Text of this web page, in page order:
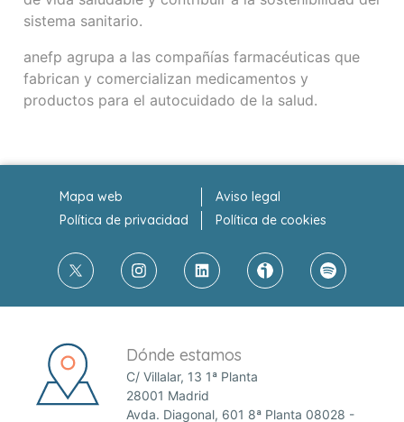
sistema sanitario.
anefp agrupa a las compañías farmacéuticas que
fabrican y comercializan medicamentos y
productos para el autocuidado de la salud.
Mapa web
Aviso legal
Política de privacidad
Política de cookies
Dónde estamos
C/ Villalar, 13 1ª Planta
28001 Madrid
Avda. Diagonal, 601 8ª Planta 08028 -